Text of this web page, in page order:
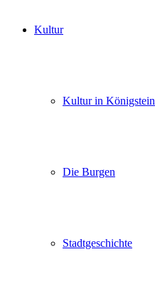
Kultur
Kultur in Königstein
Die Burgen
Stadtgeschichte